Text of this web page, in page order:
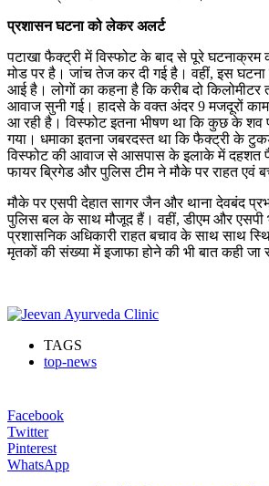
प्रशासन घटना को लेकर अलर्ट
पटाखा फैक्ट्री में विस्फोट के बाद से पूरे
मोड पर है। जांच तेज कर दी गई है। वहीं, इस
आई है। लोगों का कहना है कि करीब दो
आवाज सुनी गई। हादसे के वक्त अंदर 9 मजदूरों
आ रही है। विस्फोट इतना भीषण था कि कुछ के शव
गया। धमाका इतना जबरदस्त था कि फैक्ट्री के
विस्फोट की आवाज से आसपास के इलाके में दहशत
फायर ब्रिगेड और पुलिस टीम ने मौके पर राहत एवं
मौके पर एसपी देहात सागर जैन और थाना देवबंद
पुलिस बल के साथ मौजूद हैं। वहीं, डीएम और एसपी
प्रशासनिक अधिकारी राहत बचाव के साथ साथ
मृतकों की संख्या में इजाफा होने की भी बात कही जा
TAGS
top-news
Facebook
Twitter
Pinterest
WhatsApp